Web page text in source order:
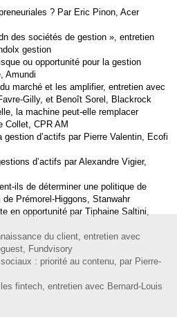
? Par Eric Pinon, Acer
des sociétés de gestion », entretien
gestion
ou opportunité pour la gestion
Amundi
marché et les amplifier, entretien avec
Gilly, et Benoît Sorel, Blackrock
la machine peut-elle remplacer
Collet, CPR AM
gestion d’actifs par Pierre Valentin, Ecofi
d’actifs par Alexandre Vigier,
ils de déterminer une politique de
Prémorel-Higgons, Stanwahr
en opportunité par Tiphaine Saltini,
du client, entretien avec
Fundvisory
: priorité au contenu, par Pierre-
fintech, entretien avec Bernard-Louis